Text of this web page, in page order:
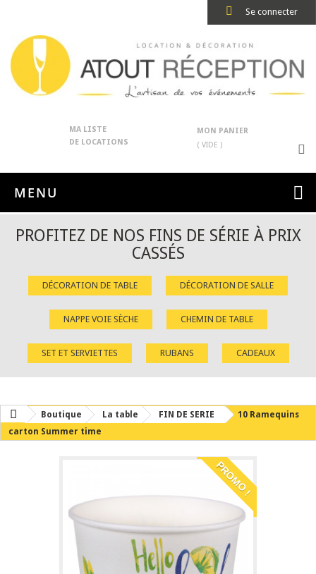
Se connecter
MA LISTE
DE LOCATIONS
MON PANIER
( VIDE )
MENU
PROFITEZ DE NOS FINS DE SÉRIE À PRIX
CASSÉS
DÉCORATION DE TABLE DÉCORATION DE SALLE
NAPPE VOIE SÈCHE CHEMIN DE TABLE
SET ET SERVIETTES RUBANS CADEAUX
Boutique La table FIN DE SERIE
10 Ramequins
carton Summer time
PROMO !